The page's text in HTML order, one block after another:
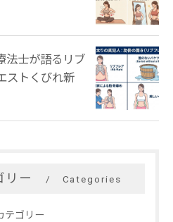
法士が語るリブ
ストくびれ新
リー Categories
テゴリー